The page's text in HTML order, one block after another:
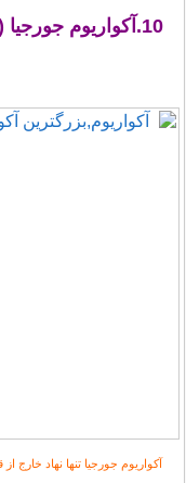
10.آکواریوم جورجیا (6.3 میلیون گالون)
آکواریوم جورجیا تنها نهاد